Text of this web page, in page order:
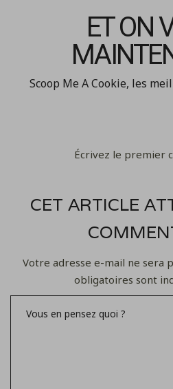
ET ON
Scoop Me A Cookie, les
Écrivez le premier
CET ARTICLE
Votre adresse e-mail ne sera
obligatoires sont